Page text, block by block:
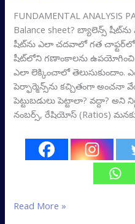
FUNDAMENTAL ANALYSIS
Balance sheet? బ్యాలెన్స్
షీట్‌ను ఎలా చదవాలో గత చాఫ్టర్‌లో
షీట్‌లోని గణాంకాలను
ఎలా లెక్కించాలో తెలుసుకుందాం.
పెర్ఫార్మెన్స్‌ను కచ్చితంగా
పెట్టుబడులు పెట్టాలా? వద్దా?
నంబర్స్, రేషియోస్‌ (Ratios)
Read More »